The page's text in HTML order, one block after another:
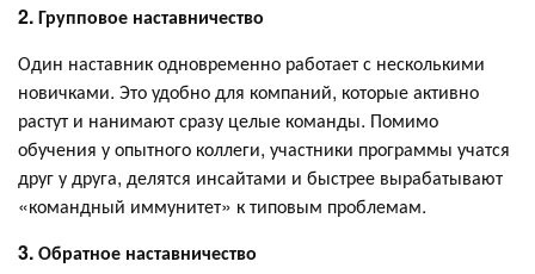
2. Групповое наставничество
Один наставник одновременно работает с несколькими
новичками. Это удобно для компаний, которые активно
растут и нанимают сразу целые команды. Помимо
обучения у опытного коллеги, участники программы учатся
друг у друга, делятся инсайтами и быстрее вырабатывают
«командный иммунитет» к типовым проблемам.
3. Обратное наставничество